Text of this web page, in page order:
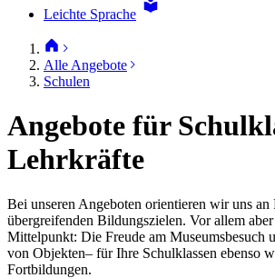
Leichte Sprache
Alle Angebote
Schulen
Angebote für
Lehrkräfte
Bei unseren Angeboten orientieren wir uns an
übergreifenden Bildungszielen. Vor allem
Mittelpunkt: Die Freude am Museumsbesuch
von Objekten– für Ihre Schulklassen ebenso
Fortbildungen.